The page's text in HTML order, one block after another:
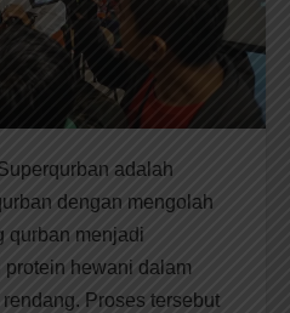
adalah
dengan mengolah
qurban menjadi
hewani dalam
Proses tersebut